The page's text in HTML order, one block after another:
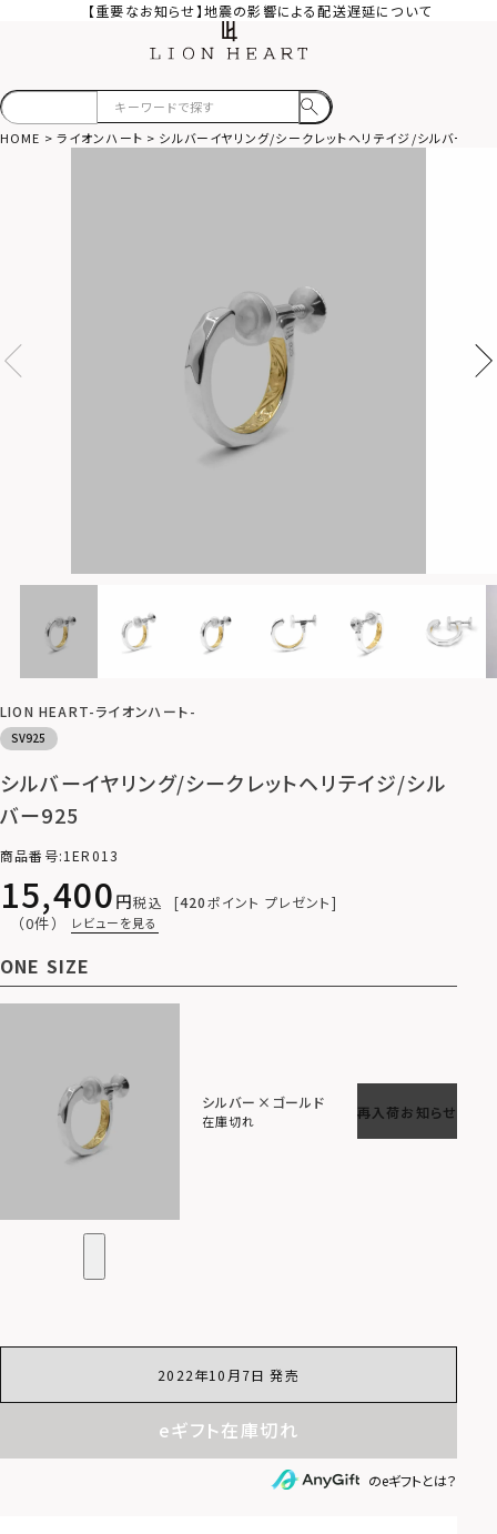
【重要なお知らせ】地震の影響による配送遅延について
HOME ライオンハート シルバーイヤリング/シークレットヘリテイジ/シルバー925
LION HEART-ライオンハート-
SV925
シルバーイヤリング/シークレットヘリテイジ/シル
バー925
商品番号 1ER013
15,400 税込 420ポイント プレゼント
（0件） レビューを見る
ONE SIZE
シルバー×ゴールド
在庫切れ
再入荷お知らせ
2022年10月7日 発売
eギフト在庫切れ
のeギフトとは？